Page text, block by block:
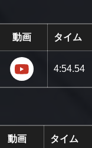
動画 タイム
https://4:54.54
動画 タイム